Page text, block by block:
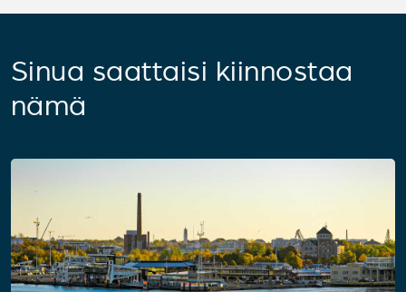
Sinua saattaisi kiinnostaa
nämä